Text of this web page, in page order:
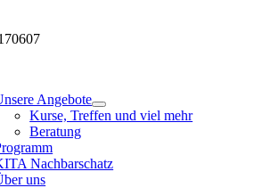
Angebote
Kurse, Treffen und viel mehr
Beratung
Nachbarschatz
uns